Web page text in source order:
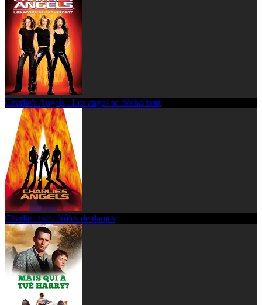
Charlie's Angels : Les anges se déchaînent
Charlie et ses drôles de dames